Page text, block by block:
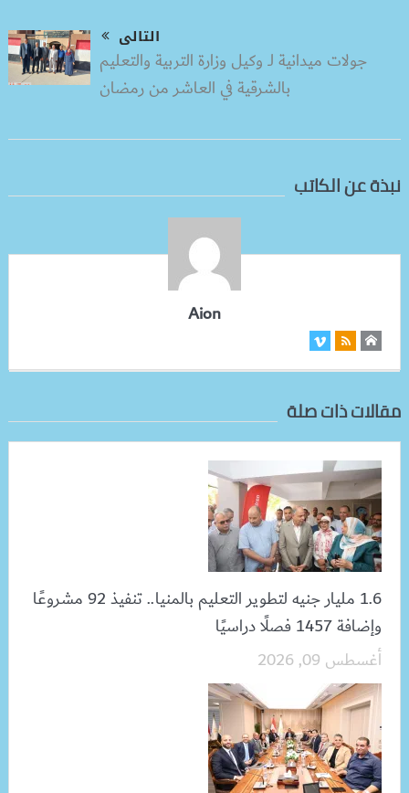
التالى
جولات ميدانية لـ وكيل وزارة التربية والتعليم
بالشرقية في العاشر من رمضان
نبذة عن الكاتب
Aion
مقالات ذات صلة
1.6 مليار جنيه لتطوير التعليم بالمنيا.. تنفيذ 92 مشروعًا
وإضافة 1457 فصلًا دراسيًا
أغسطس 09, 2026